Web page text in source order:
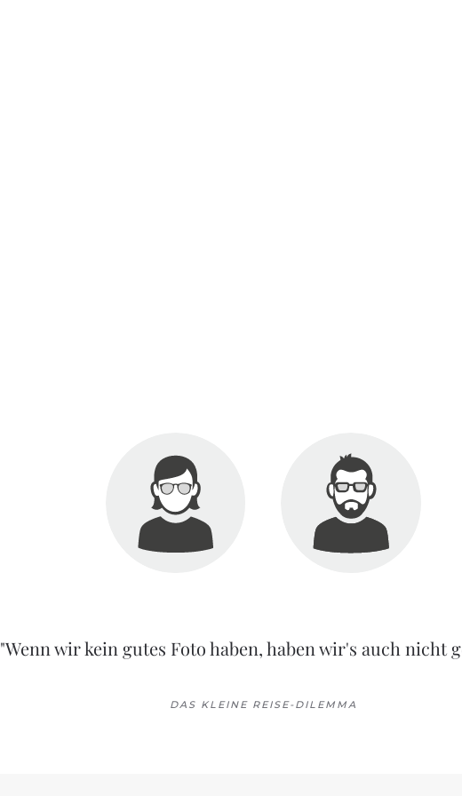
"Wenn wir kein gutes Foto haben, haben wir's auch nicht
DAS KLEINE REISE-DILEMMA